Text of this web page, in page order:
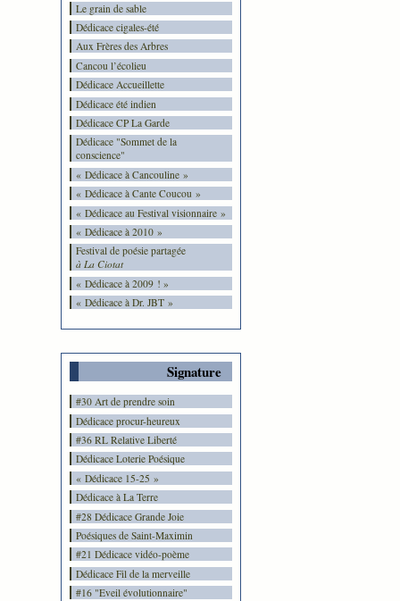
Le grain de sable
Dédicace cigales-été
Aux Frères des Arbres
Cancou l’écolieu
Dédicace Accueillette
Dédicace été indien
Dédicace CP La Garde
Dédicace "Sommet de la
conscience"
« Dédicace à Cancouline »
« Dédicace à Cante Coucou »
« Dédicace au Festival visionnaire »
« Dédicace à 2010 »
Festival de poésie partagée
à La Ciotat
« Dédicace à 2009 ! »
« Dédicace à Dr. JBT »
Signature
#30 Art de prendre soin
Dédicace procur-heureux
#36 RL Relative Liberté
Dédicace Loterie Poésique
« Dédicace 15-25 »
Dédicace à La Terre
#28 Dédicace Grande Joie
Poésiques de Saint-Maximin
#21 Dédicace vidéo-poème
Dédicace Fil de la merveille
#16 "Eveil évolutionnaire"